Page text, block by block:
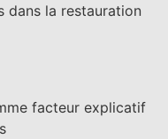
dans la restauration
facteur explicatif